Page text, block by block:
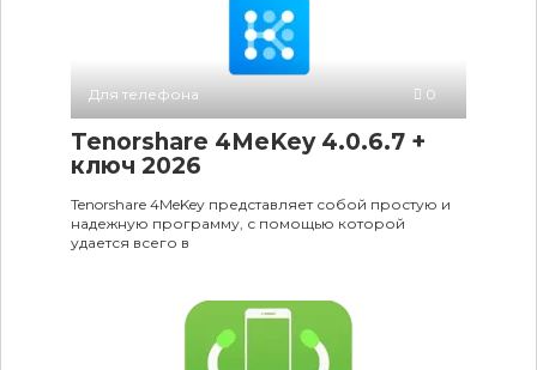
Для телефона 0
Tenorshare 4MeKey 4.0.6.7 +
ключ 2026
Tenorshare 4MeKey представляет собой простую и
надежную программу, с помощью которой
удается всего в